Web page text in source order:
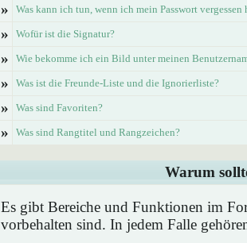
» Was kann ich tun, wenn ich mein Passwort vergessen
» Wofür ist die Signatur?
» Wie bekomme ich ein Bild unter meinen
» Was ist die Freunde-Liste und die Ignorierliste?
» Was sind Favoriten?
» Was sind Rangtitel und Rangzeichen?
Warum
Es gibt Bereiche und Funktionen im
vorbehalten sind. In jedem Falle